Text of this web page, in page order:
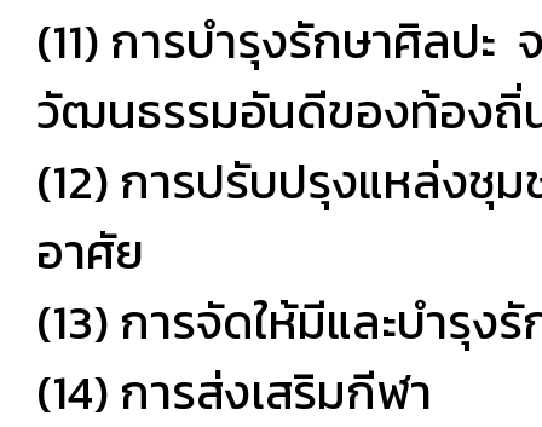
(11) การบำรุงรักษาศิลป
วัฒนธรรมอันดีของท้องถิ่
(12) การปรับปรุงแหล่งชุ
อาศัย
(13) การจัดให้มีและบำรุ
(14) การส่งเสริมกีฬา